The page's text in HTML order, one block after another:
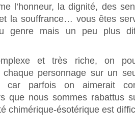
l’honneur, la dignité, des
la souffrance… vous êtes
genre mais un peu plus
et très riche, on
chaque personnage sur un
car parfois on aimerait
que nous sommes rabattus
chimérique-ésotérique est